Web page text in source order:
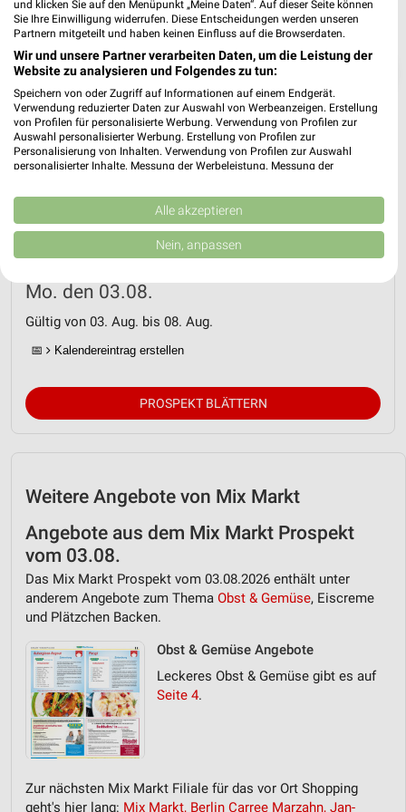
Mo. den 03.08.
Gültig von 03. Aug. bis 08. Aug.
📅 Kalendereintrag erstellen
PROSPEKT BLÄTTERN
Weitere Angebote von Mix Markt
Angebote aus dem Mix Markt Prospekt
vom 03.08.
Das Mix Markt Prospekt vom 03.08.2026 enthält unter
anderem Angebote zum Thema Obst & Gemüse, Eiscreme
und Plätzchen Backen.
Obst & Gemüse Angebote
Leckeres Obst & Gemüse gibt es auf
Seite 4.
Zur nächsten Mix Markt Filiale für das vor Ort Shopping
geht's hier lang: Mix Markt, Berlin Carree Marzahn, Jan-
und klicken Sie auf den Menüpunkt „Meine Daten“. Auf dieser Seite können
Sie Ihre Einwilligung widerrufen. Diese Entscheidungen werden unseren
Partnern mitgeteilt und haben keinen Einfluss auf die Browserdaten.
Wir und unsere Partner verarbeiten Daten, um die Leistung der
Website zu analysieren und Folgendes zu tun:
Speichern von oder Zugriff auf Informationen auf einem Endgerät.
Verwendung reduzierter Daten zur Auswahl von Werbeanzeigen. Erstellung
von Profilen für personalisierte Werbung. Verwendung von Profilen zur
Auswahl personalisierter Werbung. Erstellung von Profilen zur
Personalisierung von Inhalten. Verwendung von Profilen zur Auswahl
personalisierter Inhalte. Messung der Werbeleistung. Messung der
Kombinationen von Daten aus verschiedenen Quellen. Entwicklung und
Verbesserung der Angebote. Verwendung reduzierter Daten zur Auswahl
von Inhalten.
Daten können außerhalb der Europäischen Union weitergegeben und in die
USA gesendet werden.
Website/App.
IAB-Verarbeitungszwecke:
Speichern von oder Zugriff auf Informationen
auf einem Endgerät
Erstellung von Profilen für personalisierte
Werbung
Verwendung von Profilen zur Auswahl
personalisierter Werbung
Erstellung von Profilen zur Personalisierung
von Inhalten
Verwendung von Profilen zur Auswahl
personalisierter Inhalte
Messung der Werbeleistung
Messung der Performance von Inhalten
Kombinationen von Daten aus verschiedenen
Quellen
Alle akzeptieren
Nein, anpassen